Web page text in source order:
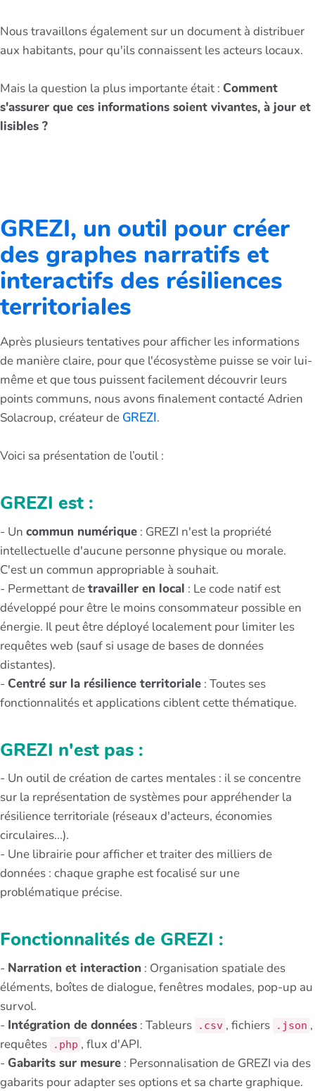
Nous travaillons également sur un document à distribuer
aux habitants, pour qu'ils connaissent les acteurs locaux.
Mais la question la plus importante était : Comment
s'assurer que ces informations soient vivantes, à jour et
lisibles ?
GREZI, un outil pour créer
des graphes narratifs et
interactifs des résiliences
territoriales
Après plusieurs tentatives pour afficher les informations
de manière claire, pour que l'écosystème puisse se voir lui-
même et que tous puissent facilement découvrir leurs
points communs, nous avons finalement contacté Adrien
Solacroup, créateur de GREZI.
Voici sa présentation de l’outil :
GREZI est :
- Un commun numérique : GREZI n'est la propriété
intellectuelle d'aucune personne physique ou morale.
C'est un commun appropriable à souhait.
- Permettant detravailler en local : Le code natif est
développé pour être le moins consommateur possible en
énergie. Il peut être déployé localement pour limiter les
requêtes web (sauf si usage de bases de données
distantes).
- Centré sur la résilience territoriale : Toutes ses
fonctionnalités et applications ciblent cette thématique.
GREZI n'est pas :
- Un outil de création de cartes mentales : il se concentre
sur la représentation de systèmes pour appréhender la
résilience territoriale (réseaux d'acteurs, économies
circulaires...).
- Une librairie pour afficher et traiter des milliers de
données : chaque graphe est focalisé sur une
problématique précise.
Fonctionnalités de GREZI :
- Narration et interaction : Organisation spatiale des
éléments, boîtes de dialogue, fenêtres modales, pop-up au
survol.
- Intégration de données : Tableurs .csv , fichiers .json ,
requêtes
.php , flux d'API.
- Gabarits sur mesure : Personnalisation de GREZI via des
gabarits pour adapter ses options et sa charte graphique.